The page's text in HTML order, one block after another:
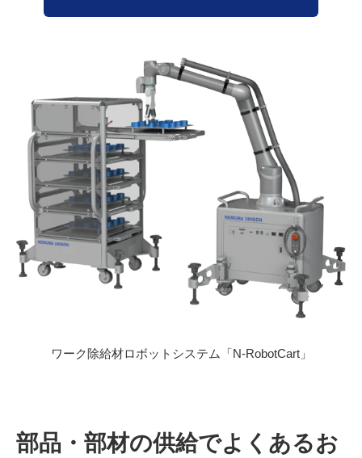
ワーク除給材ロボットシステム「N-RobotCart」
部品・部材の供給でよくあるお